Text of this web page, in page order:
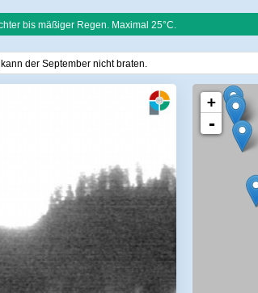
bis mäßiger Regen. Maximal 25°C.
der September nicht braten.
+
-